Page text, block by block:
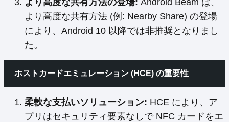
より高度な共有方法の登場: Android Beam は、
より高度な共有方法 (例: Nearby Share) の登場
により、Android 10 以降では非推奨となりまし
た。
ホストカードエミュレーション (HCE) の重要性
柔軟な支払いソリューション: HCE により、ア
プリはセキュリティ要素なしで NFC カードをエ